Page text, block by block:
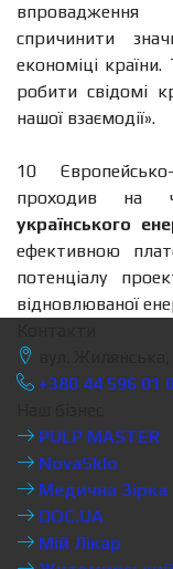
впровадження
спричинити
економіці
робити свідомі
нашої взаємодії».
10
проходив на
українського
ефективною
потенціалу
відновлюваної
+380 44 596 01
PULP MASTER
NovaSklo
Медична Зірка
DOC.UA
Мій Лікар